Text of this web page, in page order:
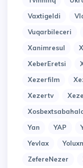
Vaxtigeldi
Vuqarbileceri
Xanimresul
XeberEretsi
Xezerfilm
Xezertv
Yan
YAP
Yevlax
ZefereNezer